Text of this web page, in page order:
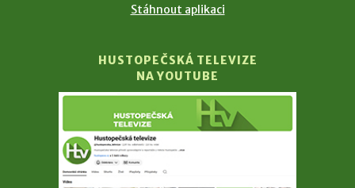
Stáhnout aplikaci
HUSTOPEČSKÁ TELEVIZE
NA YOUTUBE